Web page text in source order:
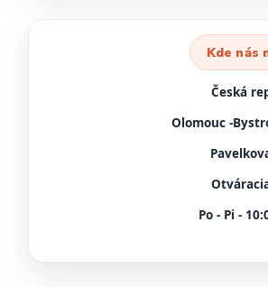
Kde nás
Česká
Olomouc -
Po - Pi -